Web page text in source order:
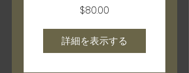
$80.00
詳細を表示する